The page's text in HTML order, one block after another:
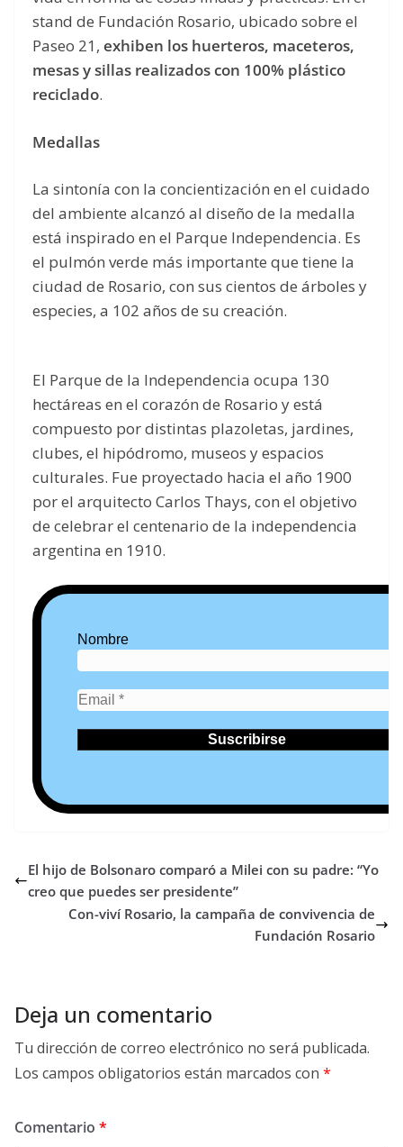
stand de Fundación Rosario, ubicado sobre el
Paseo 21, exhiben los huerteros, maceteros,
mesas y sillas realizados con 100% plástico
reciclado.
Medallas
La sintonía con la concientización en el cuidado
del ambiente alcanzó al diseño de la medalla
está inspirado en el Parque Independencia. Es
el pulmón verde más importante que tiene la
ciudad de Rosario, con sus cientos de árboles y
especies, a 102 años de su creación.
El Parque de la Independencia ocupa 130
hectáreas en el corazón de Rosario y está
compuesto por distintas plazoletas, jardines,
clubes, el hipódromo, museos y espacios
culturales. Fue proyectado hacia el año 1900
por el arquitecto Carlos Thays, con el objetivo
de celebrar el centenario de la independencia
argentina en 1910.
Nombre
El hijo de Bolsonaro comparó a Milei con su padre: “Yo
creo que puedes ser presidente”
Con-viví Rosario, la campaña de convivencia de
Fundación Rosario
Deja un comentario
Tu dirección de correo electrónico no será publicada.
Los campos obligatorios están marcados con *
Comentario *